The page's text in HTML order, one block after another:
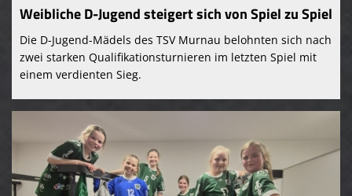
Weibliche D-Jugend steigert sich von Spiel zu Spiel
Die D-Jugend-Mädels des TSV Murnau belohnten sich nach
zwei starken Qualifikationsturnieren im letzten Spiel mit
einem verdienten Sieg.